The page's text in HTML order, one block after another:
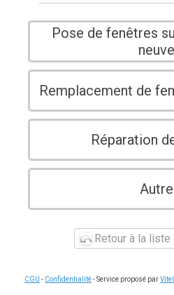
Pose de fenêtres
neuve
Remplacement de
Réparation
Autre
Retour à la
CGU - Confidentialité- Service proposé par